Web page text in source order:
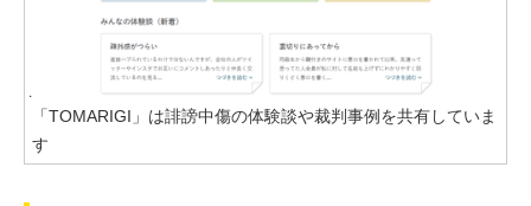
「TOMARIGI」は誹謗中傷の体験談や裁判事例を共有していま
す